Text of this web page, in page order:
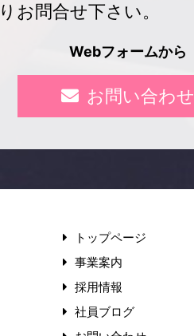
お問合せ下さい。
Webフォームから
お問い合わせ
トップページ
事業案内
採用情報
社員ブログ